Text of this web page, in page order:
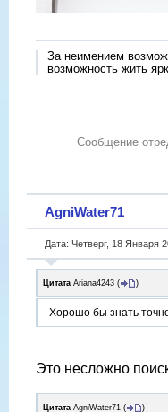
За неимением
возможность жить
Сообщение
AgniWater71
Дата: Четверг, 18 Января
Цитата Ariana4243 ( )
Хорошо бы знать
Это несложно
Цитата AgniWater71 ( )